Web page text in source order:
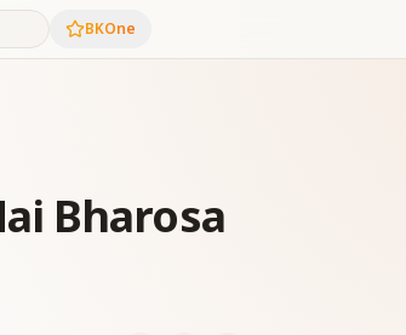
BKOne
Bharosa